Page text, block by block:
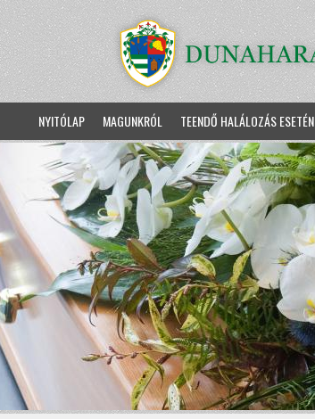
NYITÓLAP MAGUNKRÓL TEENDŐ HALÁLOZÁS ESETÉN